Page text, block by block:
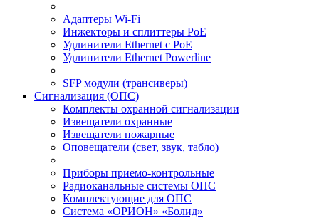
Адаптеры Wi-Fi
Инжекторы и сплиттеры РоЕ
Удлинители Ethernet с PoE
Удлинители Ethernet Powerline
SFP модули (трансиверы)
Сигнализация (ОПС)
Комплекты охранной сигнализации
Извещатели охранные
Извещатели пожарные
Оповещатели (свет, звук, табло)
Приборы приемо-контрольные
Радиоканальные системы ОПС
Комплектующие для ОПС
Система «ОРИОН» «Болид»